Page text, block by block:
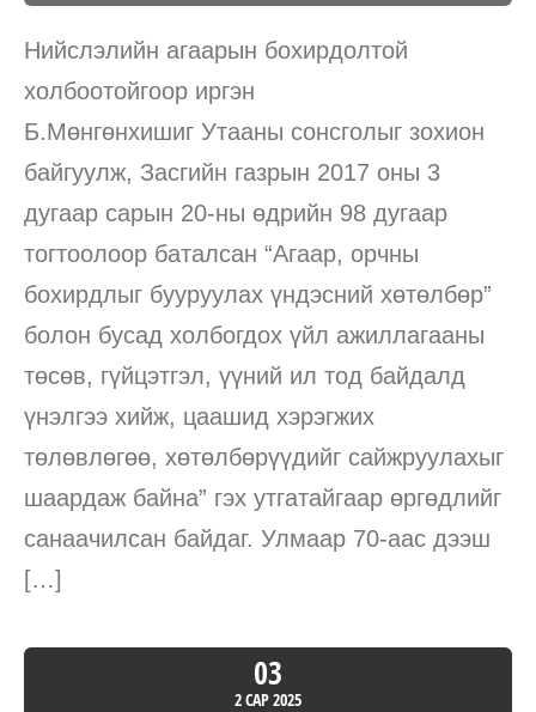
Нийслэлийн агаарын бохирдолтой
холбоотойгоор иргэн
Б.Мөнгөнхишиг Утааны сонcголыг зохион
байгуулж, Засгийн газрын 2017 оны 3
дугаар сарын 20-ны өдрийн 98 дугаар
тогтоолоор баталсан “Агаар, орчны
бохирдлыг бууруулах үндэсний хөтөлбөр”
болон бусад холбогдох үйл ажиллагааны
төсөв, гүйцэтгэл, үүний ил тод байдалд
үнэлгээ хийж, цаашид хэрэгжих
төлөвлөгөө, хөтөлбөрүүдийг сайжруулахыг
шаардаж байна” гэх утгатайгаар өргөдлийг
санаачилсан байдаг. Улмаар 70-аас дээш
[…]
03
2 САР2025